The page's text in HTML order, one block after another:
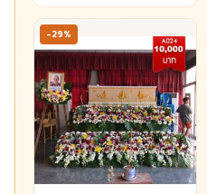
-29%